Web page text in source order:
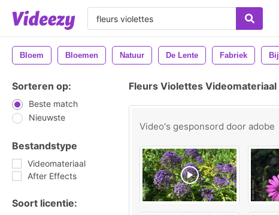
Bloem Bloemen Natuur De Lente Fabriek Bij
Sorteren op:
Beste match
Nieuwste
Bestandstype
Videomateriaal
After Effects
Soort licentie:
Fleurs Violettes Videomateriaal
Video's gesponsord door adobe